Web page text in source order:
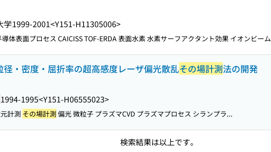
学1999-2001<Y151-H11305006>
体表面プロセス CAICISS TOF-ERDA 表面水素 水素サーフアクタント効果 イオンビーム
径・密度・屈折率の超高感度レーザ偏光散乱その場計測法の開発
1994-1995<Y151-H06555023>
計測 その場計測 偏光 微粒子 プラズマCVD プラズマプロセス シランプラ...
検索結果は以上です。